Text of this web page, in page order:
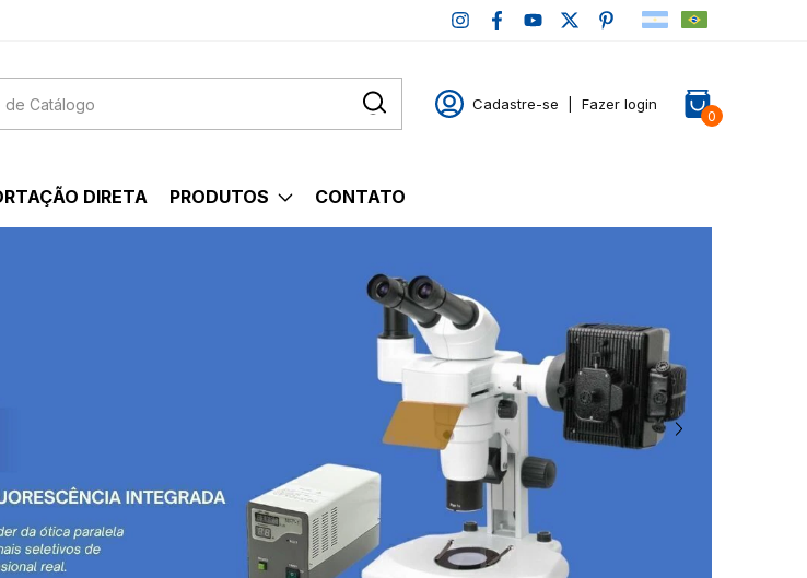
Cadastre-se Fazer login
0
DIRETA PRODUTOS CONTATO